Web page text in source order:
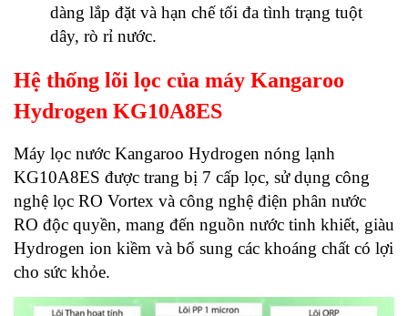
dàng lắp đặt và hạn chế tối đa tình trạng tuột
dây, rò rỉ nước.
Hệ thống lõi lọc của máy Kangaroo
Hydrogen KG10A8ES
Máy lọc nước Kangaroo Hydrogen nóng lạnh
KG10A8ES được trang bị 7 cấp lọc, sử dụng công
nghệ lọc RO Vortex và công nghệ điện phân nước
RO độc quyền, mang đến nguồn nước tinh khiết, giàu
Hydrogen ion kiềm và bổ sung các khoáng chất có lợi
cho sức khỏe.